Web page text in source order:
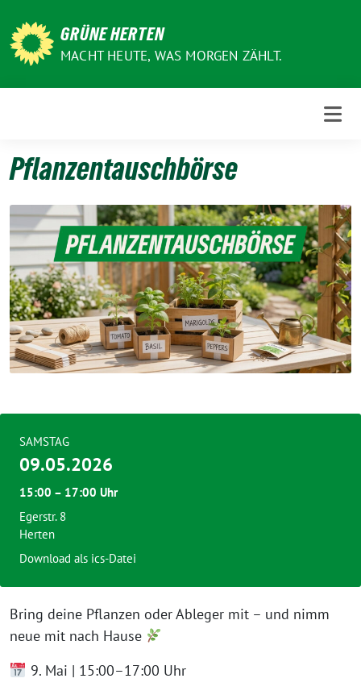
zum
Inhalt
GRÜNE HERTEN
MACHT HEUTE, WAS MORGEN ZÄHLT.
Pflanzentauschbörse
Bring deine Pflanzen oder Ableger mit – und nimm
neue mit nach Hause
9. Mai | 15:00–17:00 Uhr
SAMSTAG
09.05.2026
15:00 – 17:00 Uhr
Egerstr. 8
Herten
Download als ics-Datei